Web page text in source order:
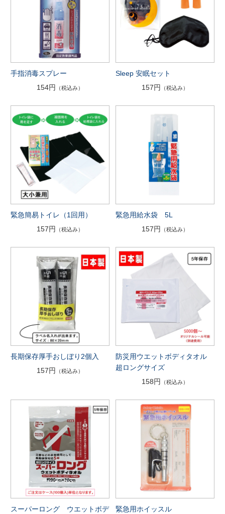
手指消毒スプレー
154円 （税込み）
Sleep 安眠セット
157円
（税込み）
緊急簡易トイレ（1回用）
157円
（税込み）
緊急用給水袋 5L
157円
（税込み）
長期保存厚手おしぼり2個入
157円
（税込み）
防災用ウエットボディタオル
超ロングサイズ
158円
（税込み）
スーパーロング ウエットボデ
緊急用ホイッスル